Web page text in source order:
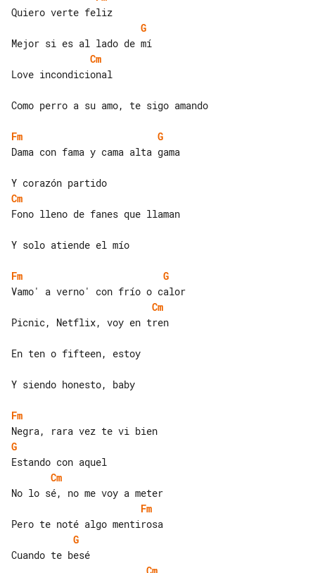
G
Cm
Love incondicional
Como perro a su amo, te sigo amando
Fm
G
Dama con fama y cama alta gama
Cm
Fono lleno de fanes que llaman
Y solo atiende el mío
Fm
G
Cm
Picnic, Netflix, voy en tren
En ten o fifteen, estoy
Y siendo honesto, baby
Fm
G
Cm
Fm
G